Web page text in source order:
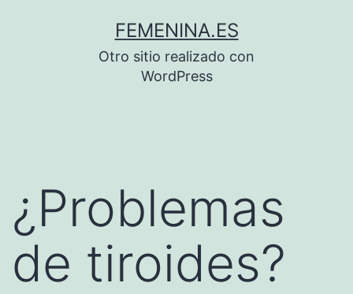
FEMENINA.ES
Otro sitio realizado con
WordPress
¿Problemas
de tiroides?